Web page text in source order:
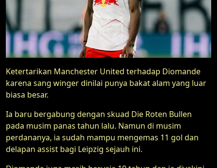
Ketertarikan Manchester United terhadap Diomande
karena sang winger dinilai punya bakat alam yang luar
biasa besar.
Ia baru bergabung dengan skuad Die Roten Bullen
pada musim panas tahun lalu. Namun di musim
perdananya, ia sudah mampu mengemas 11 gol dan
delapan assist bagi Leipzig sejauh ini.